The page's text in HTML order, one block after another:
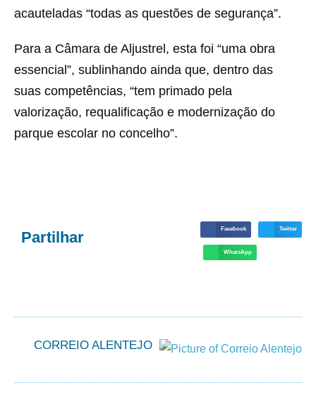
acauteladas “todas as questões de segurança”.
Para a Câmara de Aljustrel, esta foi “uma obra
essencial”, sublinhando ainda que, dentro das
suas competências, “tem primado pela
valorização, requalificação e modernização do
parque escolar no concelho”.
Partilhar Facebook Twitter
WhatsApp
CORREIO ALENTEJO